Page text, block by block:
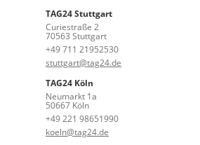
TAG24 Stuttgart
Curiestraße 2
70563 Stuttgart
+49 711 21952530
stuttgart@tag24.de
TAG24 Köln
Neumarkt 1a
50667 Köln
+49 221 98651990
koeln@tag24.de